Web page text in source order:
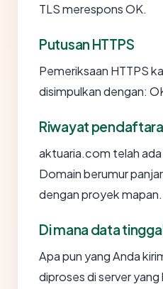
TLS merespons OK.
Putusan HTTPS
Pemeriksaan HTTPS
disimpulkan dengan:
Riwayat
aktuaria.com telah
Domain berumur
dengan proyek mapan.
Di mana data
Apa pun yang Anda
diproses di server yang